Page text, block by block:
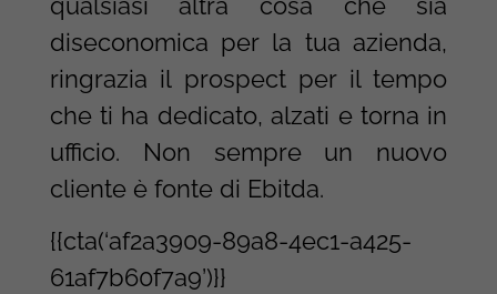
diseconomica per la tua azienda,
ringrazia il prospect per il tempo
che ti ha dedicato, alzati e torna in
ufficio. Non sempre un nuovo
cliente è fonte di Ebitda.
{{cta(‘af2a3909-89a8-4ec1-a425-
61af7b60f7a9’)}}